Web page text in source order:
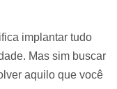
implantar tudo
Mas sim buscar
aquilo que você